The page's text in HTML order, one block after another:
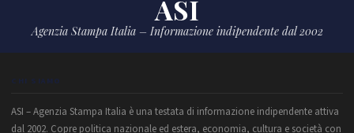
ASI
Agenzia Stampa Italia – Informazione indipendente dal 2002
CHI SIAMO
ASI – Agenzia Stampa Italia è una testata di informazione indipendente attiva
dal 2002. Copre politica nazionale ed estera, economia, cultura e società con